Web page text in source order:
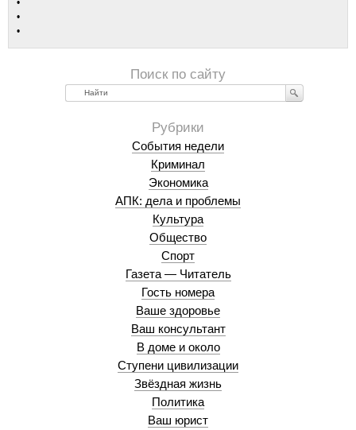
Найти
События недели
Криминал
Экономика
АПК: дела и проблемы
Культура
Общество
Спорт
Газета — Читатель
Гость номера
Ваше здоровье
Ваш консультант
В доме и около
Ступени цивилизации
Звёздная жизнь
Политика
Ваш юрист